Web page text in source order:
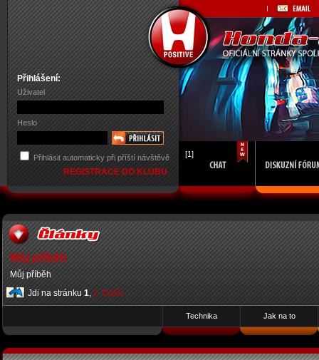
Přihlášení:
Uživatel
Heslo
Přihlásit automaticky při příští návštěvě
REGISTRACE DO KLUBU
[1]
Můj příběh
Můj příběh
Jdi na stránku 1, 2 Další
Technika Jak na to